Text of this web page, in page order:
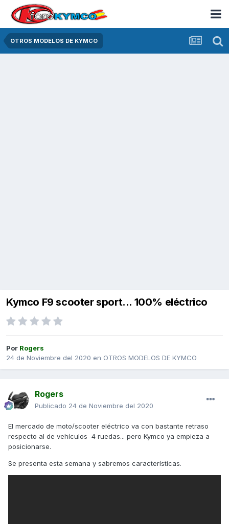
OTROS MODELOS DE KYMCO
Kymco F9 scooter sport... 100% eléctrico
Por Rogers
24 de Noviembre del 2020 en OTROS MODELOS DE KYMCO
Rogers
Publicado 24 de Noviembre del 2020
El mercado de moto/scooter eléctrico va con bastante retraso
respecto al de vehículos 4 ruedas... pero Kymco ya empieza a
posicionarse.
Se presenta esta semana y sabremos características.